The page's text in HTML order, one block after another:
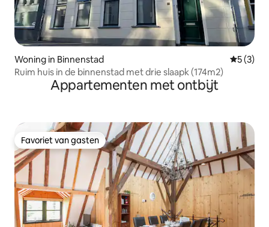
Woning in Binnenstad
5 (3)
Ruim huis in de binnenstad met drie slaapk (174m2)
Appartementen met ontbijt
Favoriet van gasten
Favoriet van gasten